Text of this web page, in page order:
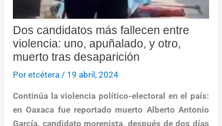
Dos candidatos más fallecen entre
violencia: uno, apuñalado, y otro,
muerto tras desaparición
Poretcétera / 19 abril, 2024
Continúa la violencia político-electoral en el país:
en Oaxaca fue reportado muerto Alberto Antonio
García, candidato morenista, después de dos días